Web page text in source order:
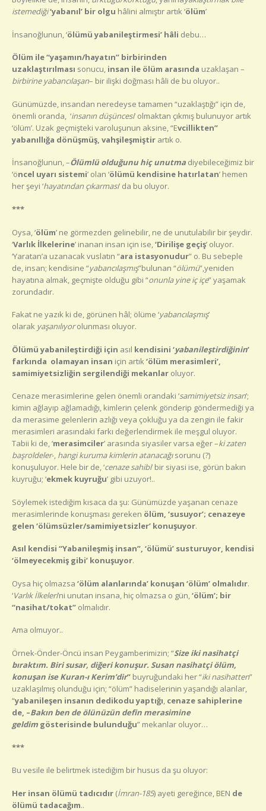
istemediği‘yabanıl’ bir olgu hâlini almıştır artık ‘ölüm’
İnsanoğlunun, ‘ölümü yabanileştirmesi’ hâli debu…
Ölüm ile “yaşamın/hayatın” birbirinden
uzaklaştırılması sonucu, insan ile ölüm arasında uzaklaşan –
birbirine yabancılaşan– bir ilişki doğması hâli de bu oluyor..
Günümüzde, insandan neredeyse tamamen “uzaklaştığı” için de,
önemli oranda, ‘insanın düşüncesi’ olmaktan çıkmış bulunuyor artık
‘ölüm’. Uzak geçmişteki varoluşunun aksine, “Evcillikten”
yabanıllığa dönüşmüş, vahşileşmiştir artık o.
İnsanoğlunun, –Ölümlü olduğunu hiç unutma diyebileceğimiz bir
‘öncel uyarı sistemi’ olan ‘ölümü kendisine hatırlatan’ hemen
her şeyi ‘hayatından çıkarması’ da bu oluyor.
***
Oysa, ‘ölüm’ ne görmezden gelinebilir, ne de unutulabilir bir şeydir.
‘Varlık İlkelerine’ inanan insan için ise, ‘Dirilişe geçiş’ oluyor.
‘Yaratan’a uzanacak vuslatın “ara istasyonudur” o. Bu sebeple
de, insan; kendisine “yabancılaşmış”bulunan “ölümü”,yeniden
hayatına almak, geçmişte olduğu gibi “onunla yine iç içe” yaşamak
zorundadır.
Fakat ne yazık ki de, görünen hâl; ölüme ‘yabancılaşmış’
olarak yaşanılıyorolunması oluyor.
Ölümü yabanileştirdiği için asıl kendisini ‘yabanileştirdiğinin’
farkında olamayan insan için artık‘ölüm merasimleri’,
samimiyetsizliğin sergilendiği mekanlar oluyor.
Cenaze merasimlerine gelen önemli orandaki ‘samimiyetsiz insan’;
kimin ağlayıp ağlamadığı, kimlerin çelenk gönderip göndermediği ya
da merasime gelenlerin azlığı veya çokluğu ya da zengin ile fakir
merasimleri arasındaki farkı değerlendirmek ile meşgul oluyor.
Tabii ki de, ‘merasimciler’ arasında siyasiler varsa eğer –ki zaten
başroldeler-, hangi kuruma kimlerin atanacağısorunu (?)
konuşuluyor. Hele bir de, ‘cenaze sahibi’ bir siyasi ise, görün bakın
kuyruğu; ‘ekmek kuyruğu’ gibi uzuyor!..
Söylemek istediğim kısaca da şu: Günümüzde yaşanan cenaze
merasimlerinde konuşması gereken ölüm, ‘susuyor’; cenazeye
gelen ‘ölümsüzler/samimiyetsizler’ konuşuyor.
Asıl kendisi “Yabanileşmiş insan”, ‘ölümü’ susturuyor, kendisi
‘ölmeyecekmiş gibi’ konuşuyor.
Oysa hiç olmazsa ‘ölüm alanlarında’ konuşan ‘ölüm’ olmalıdır.
‘Varlık İlkeleri’ni unutan insana, hiç olmazsa o gün,‘ölüm’; bir
“nasihat/tokat” olmalıdır.
Ama olmuyor..
Örnek-Önder-Öncü insan Peygamberimizin; “Size iki nasihatçi
bıraktım. Biri susar, diğeri konuşur. Susan nasihatçi ölüm,
konuşan ise Kuran-ı Kerim’dir” buyruğundaki her “iki nasihatten”
uzaklaşılmış olunduğu için; “ölüm” hadiselerinin yaşandığı alanlar,
“yabanileşen insanın dedikodu yaptığı, cenaze sahiplerine
de, –Bakın ben de ölünüzün defin merasimine
geldim gösterisinde bulunduğu” mekanlar oluyor…
***
Bu vesile ile belirtmek istediğim bir husus da şu oluyor:
Her insan ölümü tadıcıdır (İmran-185) ayeti gereğince, BEN de
ölümü tadacağım..